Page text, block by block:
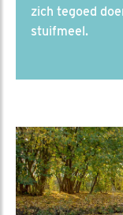
zich tegoed
stuifmeel.